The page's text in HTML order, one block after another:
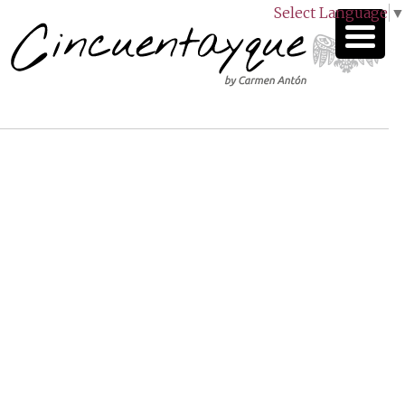
Select Language ▼